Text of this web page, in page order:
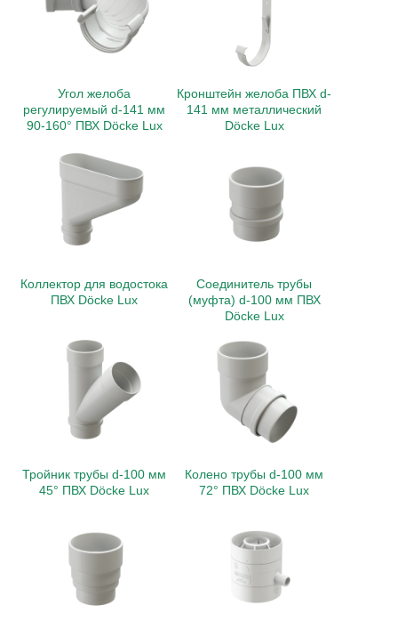
Угол желоба
регулируемый d-141 мм
90-160° ПВХ Döcke Lux
Кронштейн желоба ПВХ d-
141 мм металлический
Döcke Lux
Коллектор для водостока
ПВХ Döcke Lux
Соединитель трубы
(муфта) d-100 мм ПВХ
Döcke Lux
Тройник трубы d-100 мм
45° ПВХ Döcke Lux
Колено трубы d-100 мм
72° ПВХ Döcke Lux